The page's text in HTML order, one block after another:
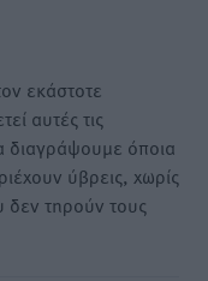
εκάστοτε
αυτές τις
διαγράψουμε όποια
ύβρεις, χωρίς
δεν τηρούν τους